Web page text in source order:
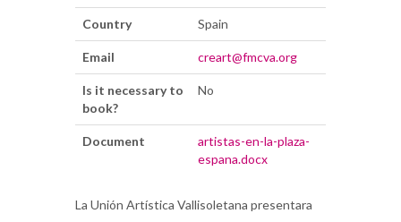
Country Spain
Email creart@fmcva.org
Is it necessary to
book?
No
Document
artistas-en-la-plaza-
espana.docx
La Unión Artística Vallisoletana presentara